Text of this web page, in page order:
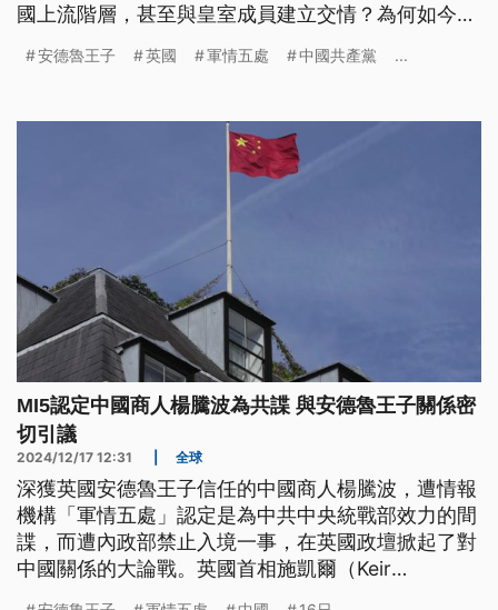
國上流階層，甚至與皇室成員建立交情？為何如今被
安德魯王子 英國 軍情五處 中國共產黨 ...
MI5認定中國商人楊騰波為共諜 與安德魯王子關係密
切引議
2024/12/17 12:31 全球
深獲英國安德魯王子信任的中國商人楊騰波，遭情報
機構「軍情五處」認定是為中共中央統戰部效力的間
諜，而遭內政部禁止入境一事，在英國政壇掀起了對
中國關係的大論戰。英國首相施凱爾（Keir